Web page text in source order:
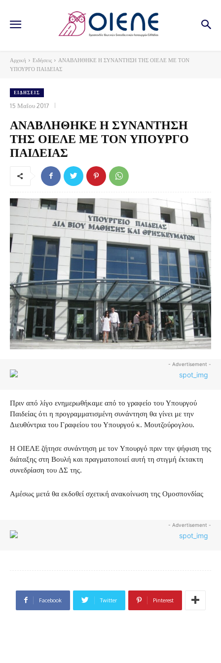
Αρχική Ειδήσεις
ΑΝΑΒΛΗΘΗΚΕ Η ΣΥΝΑΝΤΗΣΗ ΤΗΣ ΟΙΕΛΕ ΜΕ ΤΟΝ
ΥΠΟΥΡΓΟ ΠΑΙΔΕΙΑΣ
ΕΙΔΉΣΕΙΣ
15 Μαΐου 2017
ΑΝΑΒΛΗΘΗΚΕ Η ΣΥΝΑΝΤΗΣΗ
ΤΗΣ ΟΙΕΛΕ ΜΕ ΤΟΝ ΥΠΟΥΡΓΟ
ΠΑΙΔΕΙΑΣ
- Advertisement -
Πριν από λίγο ενημερωθήκαμε από το γραφείο του Υπουργού
Παιδείας ότι η προγραμματισμένη συνάντηση θα γίνει με την
Διευθύντρια του Γραφείου του Υπουργού κ. Μουτζούρογλου.
Η ΟΙΕΛΕ ζήτησε συνάντηση με τον Υπουργό πριν την ψήφιση της
διάταξης στη Βουλή και πραγματοποιεί αυτή τη στιγμή έκτακτη
συνεδρίαση του ΔΣ της.
Αμέσως μετά θα εκδοθεί σχετική ανακοίνωση της Ομοσπονδίας
- Advertisement -
Facebook Twitter Pinterest